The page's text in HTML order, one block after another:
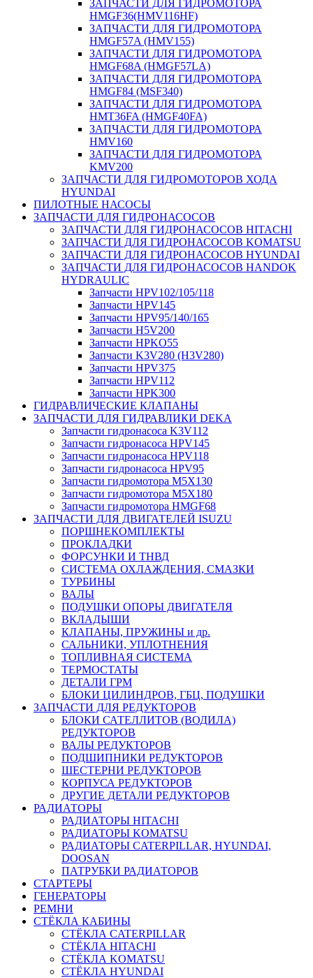
ЗАПЧАСТИ ДЛЯ ГИДРОМОТОРА
HMGF36(HMV116HF)
ЗАПЧАСТИ ДЛЯ ГИДРОМОТОРА
HMGF57A (HMV155)
ЗАПЧАСТИ ДЛЯ ГИДРОМОТОРА
HMGF68A (HMGF57LA)
ЗАПЧАСТИ ДЛЯ ГИДРОМОТОРА
HMGF84 (MSF340)
ЗАПЧАСТИ ДЛЯ ГИДРОМОТОРА
HMT36FA (HMGF40FA)
ЗАПЧАСТИ ДЛЯ ГИДРОМОТОРА
HMV160
ЗАПЧАСТИ ДЛЯ ГИДРОМОТОРА
KMV200
ЗАПЧАСТИ ДЛЯ ГИДРОМОТОРОВ ХОДА
HYUNDAI
ПИЛОТНЫЕ НАСОСЫ
ЗАПЧАСТИ ДЛЯ ГИДРОНАСОСОВ
ЗАПЧАСТИ ДЛЯ ГИДРОНАСОСОВ HITACHI
ЗАПЧАСТИ ДЛЯ ГИДРОНАСОСОВ KOMATSU
ЗАПЧАСТИ ДЛЯ ГИДРОНАСОСОВ HYUNDAI
ЗАПЧАСТИ ДЛЯ ГИДРОНАСОСОВ HANDOK
HYDRAULIC
Запчасти HPV102/105/118
Запчасти HPV145
Запчасти HPV95/140/165
Запчасти H5V200
Запчасти HPKO55
Запчасти K3V280 (H3V280)
Запчасти HPV375
Запчасти HPV112
Запчасти HPK300
ГИДРАВЛИЧЕСКИЕ КЛАПАНЫ
ЗАПЧАСТИ ДЛЯ ГИДРАВЛИКИ DEKA
Запчасти гидронасоса K3V112
Запчасти гидронасоса HPV145
Запчасти гидронасоса HPV118
Запчасти гидронасоса HPV95
Запчасти гидромотора M5X130
Запчасти гидромотора M5X180
Запчасти гидромотора HMGF68
ЗАПЧАСТИ ДЛЯ ДВИГАТЕЛЕЙ ISUZU
ПОРШНЕКОМПЛЕКТЫ
ПРОКЛАДКИ
ФОРСУНКИ И ТНВД
СИСТЕМА ОХЛАЖДЕНИЯ, СМАЗКИ
ТУРБИНЫ
ВАЛЫ
ПОДУШКИ ОПОРЫ ДВИГАТЕЛЯ
ВКЛАДЫШИ
КЛАПАНЫ, ПРУЖИНЫ и др.
САЛЬНИКИ, УПЛОТНЕНИЯ
ТОПЛИВНАЯ СИСТЕМА
ТЕРМОСТАТЫ
ДЕТАЛИ ГРМ
БЛОКИ ЦИЛИНДРОВ, ГБЦ, ПОДУШКИ
ЗАПЧАСТИ ДЛЯ РЕДУКТОРОВ
БЛОКИ САТЕЛЛИТОВ (ВОДИЛА)
РЕДУКТОРОВ
ВАЛЫ РЕДУКТОРОВ
ПОДШИПНИКИ РЕДУКТОРОВ
ШЕСТЕРНИ РЕДУКТОРОВ
КОРПУСА РЕДУКТОРОВ
ДРУГИЕ ДЕТАЛИ РЕДУКТОРОВ
РАДИАТОРЫ
РАДИАТОРЫ HITACHI
РАДИАТОРЫ KOMATSU
РАДИАТОРЫ CATERPILLAR, HYUNDAI,
DOOSAN
ПАТРУБКИ РАДИАТОРОВ
СТАРТЕРЫ
ГЕНЕРАТОРЫ
РЕМНИ
СТЁКЛА КАБИНЫ
СТЁКЛА CATERPILLAR
СТЁКЛА HITACHI
СТЁКЛА KOMATSU
СТЁКЛА HYUNDAI